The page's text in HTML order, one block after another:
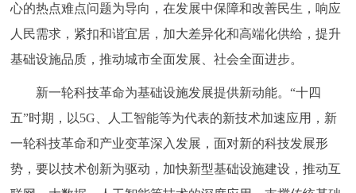
心的热点难点问题为导向，在发展中保障和改善民生，响应
人民需求，紧扣和谐宜居，加大差异化和高端化供给，提升
基础设施品质，推动城市全面发展、社会全面进步。
新一轮科技革命为基础设施发展提供新动能。“十四
五”时期，以5G、人工智能等为代表的新技术加速应用，新
一轮科技革命和产业变革深入发展，面对新的科技发展形
势，要以技术创新为驱动，加快新型基础设施建设，推动互